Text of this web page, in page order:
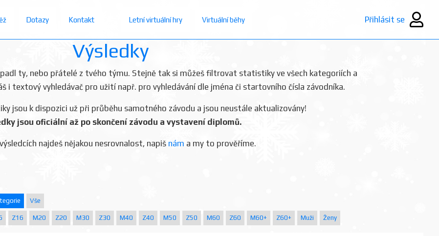
Dotazy Kontakt Letní virtuální hry Virtuální běhy Přihlásit se
Výsledky
ty, nebo přátelé z tvého týmu. Stejně tak si můžeš filtrovat statistiky ve všech kategoriích a
i textový vyhledávač pro užití např. pro vyhledávání dle jména či startovního čísla závodníka.
jsou k dispozici už při průběhu samotného závodu a jsou neustále aktualizovány!
jsou oficiální až po skončení závodu a vystavení diplomů.
najdeš nějakou nesrovnalost, napiš nám a my to prověříme.
Vše
Z16 M20 Z20 M30 Z30 M40 Z40 M50 Z50 M60 Z60 M60+ Z60+ Muži Ženy